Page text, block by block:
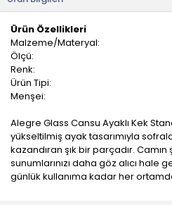
Ürün Özellikleri
Malzeme/Materyal:
Ölçü:
Renk:
Ürün Tipi:
Menşei:
Alegre Glass Cansu Ayaklı Kek
yükseltilmiş ayak tasarımıyla
kazandıran şık bir parçadır. Camın
sunumlarınızı daha göz alıcı
günlük kullanıma kadar her